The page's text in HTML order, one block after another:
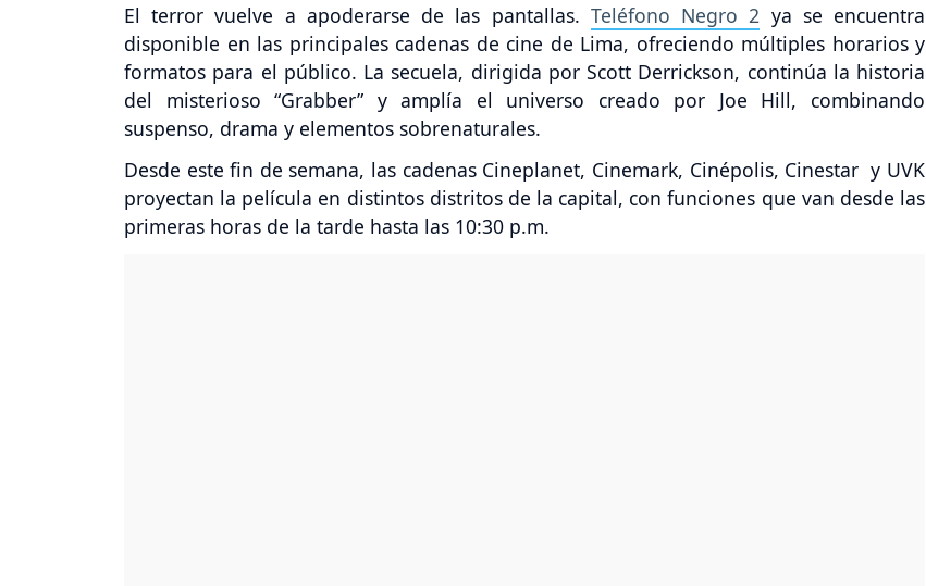
El terror vuelve a apoderarse de las pantallas. Teléfono Negro 2 ya se encuentra
disponible en las principales cadenas de cine de Lima, ofreciendo múltiples horarios y
formatos para el público. La secuela, dirigida por Scott Derrickson, continúa la historia
del misterioso “Grabber” y amplía el universo creado por Joe Hill, combinando
suspenso, drama y elementos sobrenaturales.
Desde este fin de semana, las cadenas Cineplanet, Cinemark, Cinépolis, Cinestar y UVK
proyectan la película en distintos distritos de la capital, con funciones que van desde las
primeras horas de la tarde hasta las 10:30 p.m.